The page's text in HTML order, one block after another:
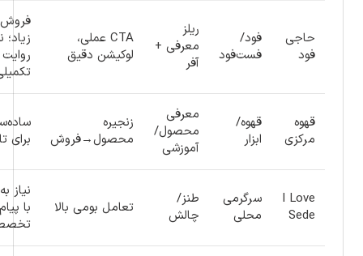
حاجی
فود
فود/
فست‌فود
ریلز
معرفی +
آفر
CTA عملی،
لوکیشن دقیق
زیاد؛
قهوه
مرکزی
قهوه/
ابزار
معرفی
محصول/
آموزشی
زنجیره
محصول→فروش
برای
I Love
Sede
سرگرمی
محلی
طنز/
چالش
تعامل بومی بالا
نیاز
با پیام